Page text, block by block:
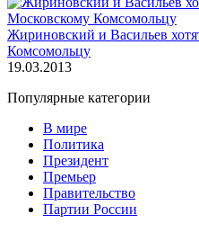
Жириновский и Васильев
Комсомольцу
19.03.2013
Популярные категории
В мире
Политика
Президент
Премьер
Правительство
Партии России